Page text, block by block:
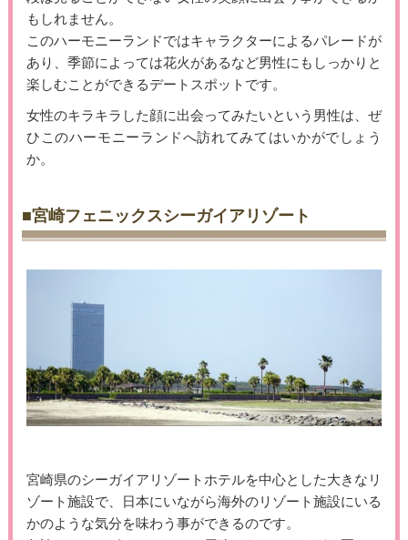
もしれません。
このハーモニーランドではキャラクターによるパレードが
あり、季節によっては花火があるなど男性にもしっかりと
楽しむことができるデートスポットです。
女性のキラキラした顔に出会ってみたいという男性は、ぜ
ひこのハーモニーランドへ訪れてみてはいかがでしょう
か。
■宮崎フェニックスシーガイアリゾート
宮崎県のシーガイアリゾートホテルを中心とした大きなリ
ゾート施設で、日本にいながら海外のリゾート施設にいる
かのような気分を味わう事ができるのです。